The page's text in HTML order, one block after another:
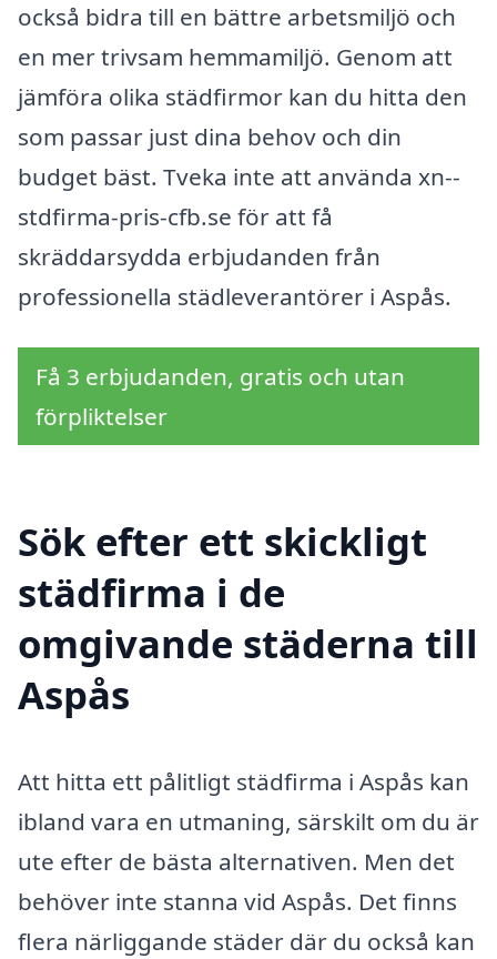
också bidra till en bättre arbetsmiljö och
en mer trivsam hemmamiljö. Genom att
jämföra olika städfirmor kan du hitta den
som passar just dina behov och din
budget bäst. Tveka inte att använda xn--
stdfirma-pris-cfb.se för att få
skräddarsydda erbjudanden från
professionella städleverantörer i Aspås.
Få 3 erbjudanden, gratis och utan
förpliktelser
Sök efter ett skickligt
städfirma i de
omgivande städerna till
Aspås
Att hitta ett pålitligt städfirma i Aspås kan
ibland vara en utmaning, särskilt om du är
ute efter de bästa alternativen. Men det
behöver inte stanna vid Aspås. Det finns
flera närliggande städer där du också kan